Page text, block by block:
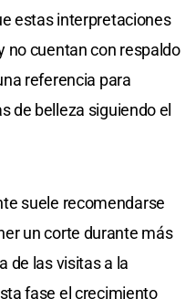
estas interpretaciones
no cuentan con respaldo
referencia para
de belleza siguiendo el
suele recomendarse
un corte durante más
de las visitas a la
fase el crecimiento